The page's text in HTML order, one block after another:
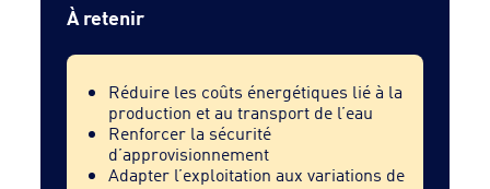
À retenir
Réduire les coûts énergétiques lié à la
production et au transport de l’eau
Renforcer la sécurité
d’approvisionnement
Adapter l’exploitation aux variations de